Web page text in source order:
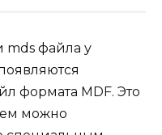
mds файла у
формата MDF. Это
можно